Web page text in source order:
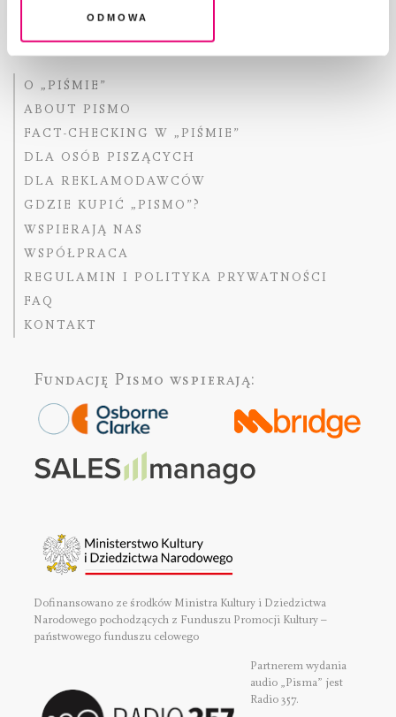
Odmowa
O „PIŚMIE”
ABOUT PISMO
FACT-CHECKING W „PIŚMIE”
DLA OSÓB PISZĄCYCH
DLA REKLAMODAWCÓW
GDZIE KUPIĆ „PISMO”?
WSPIERAJĄ NAS
WSPÓŁPRACA
REGULAMIN I POLITYKA PRYWATNOŚCI
FAQ
KONTAKT
Fundację Pismo wspierają:
Dofinansowano ze środków Ministra Kultury i Dziedzictwa
Narodowego pochodzących z Funduszu Promocji Kultury –
państwowego funduszu celowego
Partnerem wydania
audio „Pisma” jest
Radio 357.